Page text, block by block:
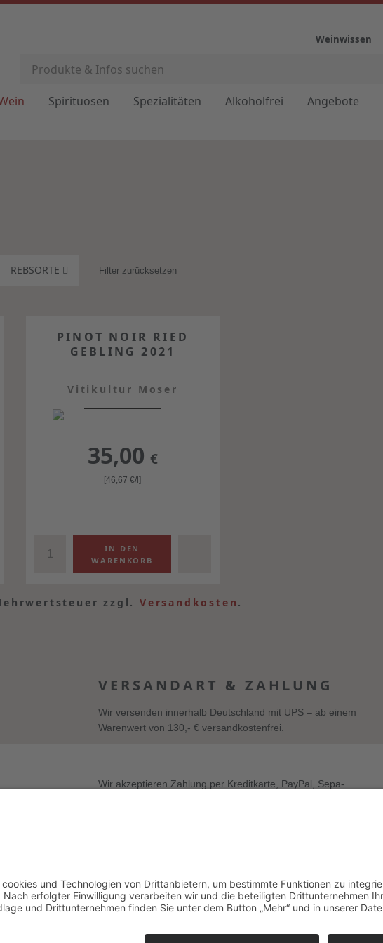
Weinwissen
Spirituosen Spezialitäten Alkoholfrei Angebote
REBSORTE Filter zurücksetzen
PINOT NOIR RIED
GEBLING 2021
Vitikultur Moser
35,00 €
[46,67€/l]
zzgl.Versandkosten .
VERSANDART & ZAHLUNG
Wir versenden innerhalb Deutschland mit UPS – ab einem
Warenwert von 130,- € versandkostenfrei.
Wir akzeptieren Zahlung per Kreditkarte, PayPal, Sepa-